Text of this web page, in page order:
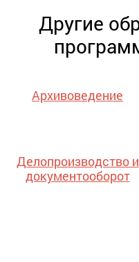
Другие
Архивоведение
Делопроизводство и
документооборот